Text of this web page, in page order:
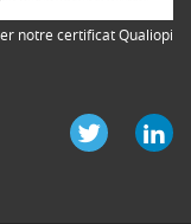
notre certificat Qualiopi